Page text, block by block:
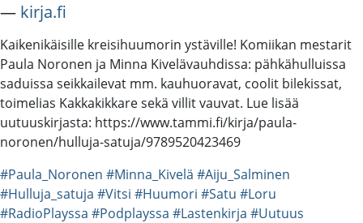
― kirja.fi
Kaikenikäisille kreisihuumorin ystäville! Komiikan mestarit
Paula Noronen ja Minna Kivelävauhdissa: pähkähulluissa
saduissa seikkailevat mm. kauhuoravat, coolit bilekissat,
toimelias Kakkakikkare sekä villit vauvat. Lue lisää
uutuuskirjasta: https://www.tammi.fi/kirja/paula-
noronen/hulluja-satuja/9789520423469
#Paula_Noronen #Minna_Kivelä #Aiju_Salminen
#Hulluja_satuja #Vitsi #Huumori #Satu #Loru
#RadioPlayssa #Podplayssa #Lastenkirja #Uutuus